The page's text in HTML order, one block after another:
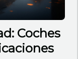
Coches